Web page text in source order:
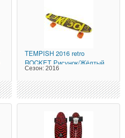
TEMPISH 2016 retro
ROCKET Рисунок/Жёлтый
Сезон: 2016